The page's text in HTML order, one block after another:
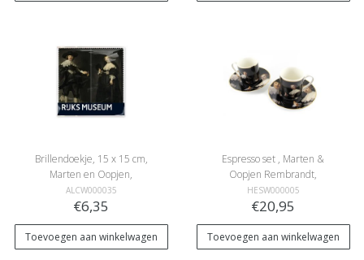
Brillendoekje, 15 x 15 cm,
Marten en Oopjen,
Rembrandt
ALCW000035
€6,35
Toevoegen aan winkelwagen
Espresso set , Marten &
Oopjen Rembrandt,
Rijksmuseum
HESW000005
€20,95
Toevoegen aan winkelwagen